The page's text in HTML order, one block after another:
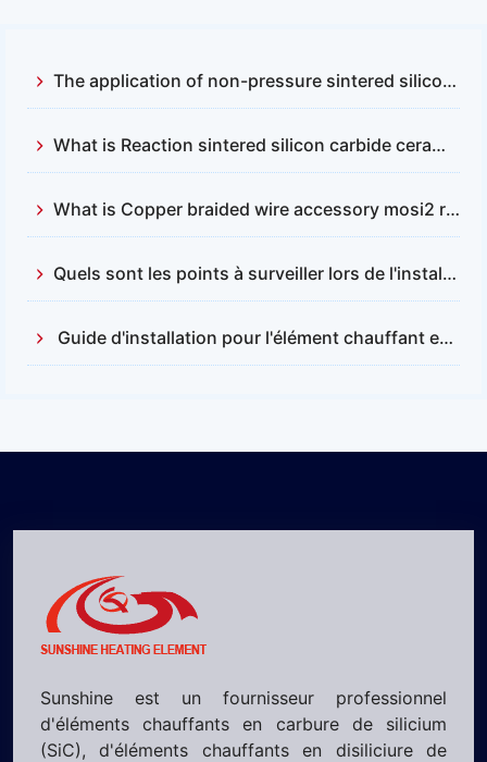
The application of non-pressure sintered silicon carbide and reactive sintered silicon carbide
What is Reaction sintered silicon carbide ceramics？
What is Copper braided wire accessory mosi2 resistance
Quels sont les points à surveiller lors de l'installation et du remplacement des barres en carbure de silicium ?
Guide d'installation pour l'élément chauffant en disiliciure de molybdène (MOSI2)
Sunshine est un fournisseur professionnel
d'éléments chauffants en carbure de silicium
(SiC), d'éléments chauffants en disiliciure de